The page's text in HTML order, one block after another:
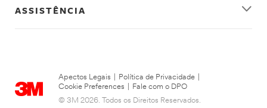
ASSISTÊNCIA
Apectos Legais Política de Privacidade
Cookie Preferences
Fale com o DPO
© 3M 2026. Todos os Direitos Reservados.